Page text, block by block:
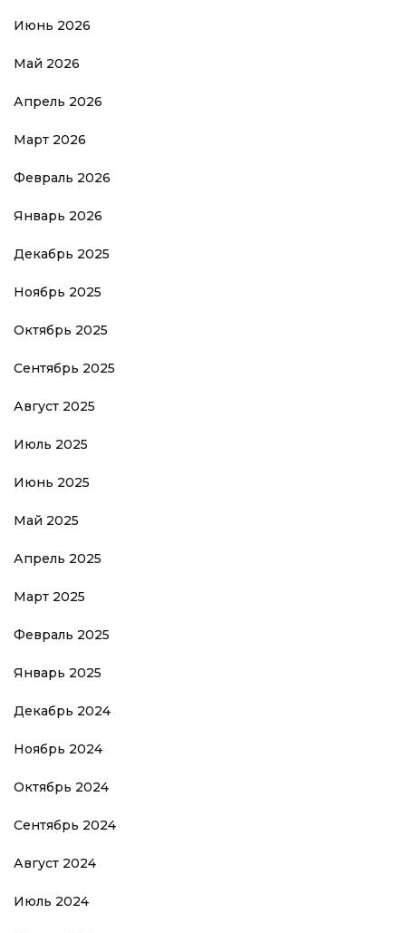
Июнь 2026
Май 2026
Апрель 2026
Март 2026
Февраль 2026
Январь 2026
Декабрь 2025
Ноябрь 2025
Октябрь 2025
Сентябрь 2025
Август 2025
Июль 2025
Июнь 2025
Май 2025
Апрель 2025
Март 2025
Февраль 2025
Январь 2025
Декабрь 2024
Ноябрь 2024
Октябрь 2024
Сентябрь 2024
Август 2024
Июль 2024